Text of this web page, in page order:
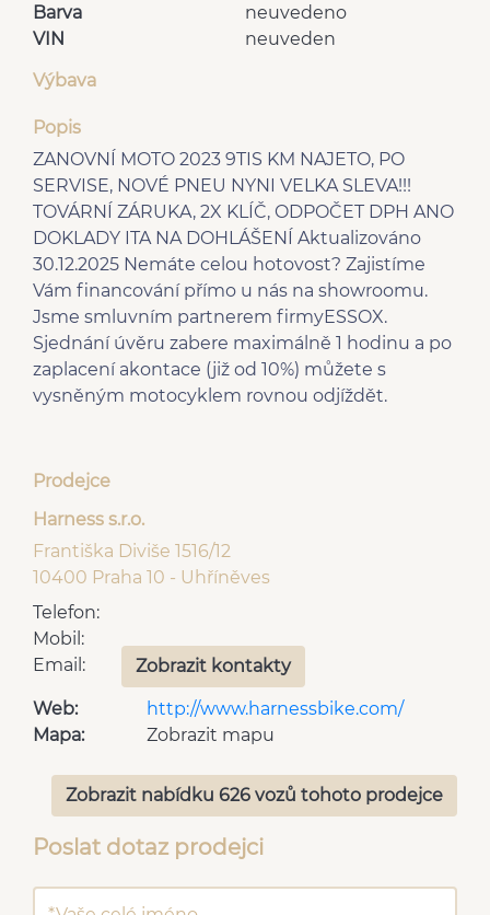
Barva
neuvedeno
VIN
neuveden
Výbava
Popis
ZANOVNÍ MOTO 2023 9TIS KM NAJETO, PO
SERVISE, NOVÉ PNEU NYNI VELKA SLEVA!!!
TOVÁRNÍ ZÁRUKA, 2X KLÍČ, ODPOČET DPH ANO
DOKLADY ITA NA DOHLÁŠENÍ Aktualizováno
30.12.2025 Nemáte celou hotovost? Zajistíme
Vám financování přímo u nás na showroomu.
Jsme smluvním partnerem firmyESSOX.
Sjednání úvěru zabere maximálně 1 hodinu a po
zaplacení akontace (již od 10%) můžete s
vysněným motocyklem rovnou odjíždět.
Prodejce
Harness s.r.o.
Františka Diviše 1516/12
10400 Praha 10 - Uhříněves
Telefon:
Mobil:
Email:
Zobrazit kontakty
Web:
http://www.harnessbike.com/
Mapa:
Zobrazit mapu
Zobrazit nabídku 626 vozů tohoto prodejce
Poslat dotaz prodejci